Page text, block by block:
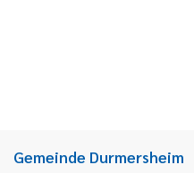
Gemeinde Durmersheim